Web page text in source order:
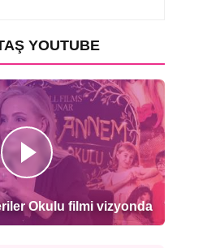
YOUTUBE
Okulu filmi vizyonda